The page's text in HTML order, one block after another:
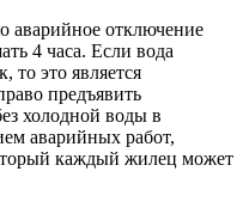
аварийное отключение
4 часа. Если вода
то это является
предъявить
холодной воды в
аварийных работ,
каждый жилец может